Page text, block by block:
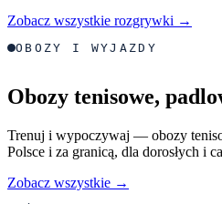
Zobacz wszystkie rozgrywki →
OBOZY I WYJAZDY
Obozy tenisowe,
Trenuj i wypoczywaj — obozy
Polsce i za granicą, dla dorosłych i
Zobacz wszystkie →